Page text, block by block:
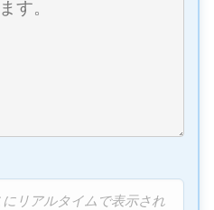
リアルタイムで表示され